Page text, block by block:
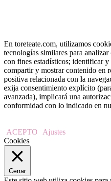
En toreteate.com, utilizamos
tecnologías similares para
con fines estadísticos; identificar y
compartir y mostrar contenido en
positiva relacionada con la
exija consentimiento explícito
avanzada), implicará una
conformidad con lo indicado en
ACEPTO
Ajustes
Cookies
Cerrar